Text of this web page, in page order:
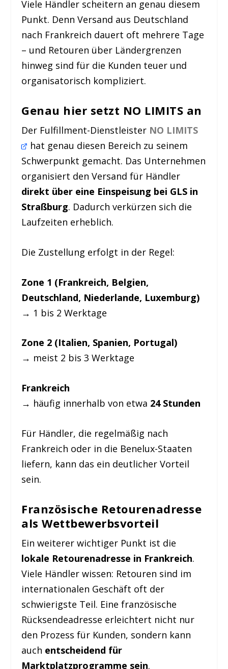
Viele Händler scheitern an genau diesem
Punkt. Denn Versand aus Deutschland
nach Frankreich dauert oft mehrere Tage
– und Retouren über Ländergrenzen
hinweg sind für die Kunden teuer und
organisatorisch kompliziert.
Genau hier setzt NO LIMITS an
Der Fulfillment-Dienstleister NO LIMITS
hat genau diesen Bereich zu seinem
Schwerpunkt gemacht. Das Unternehmen
organisiert den Versand für Händler
direkt über eine Einspeisung bei GLS in
Straßburg. Dadurch verkürzen sich die
Laufzeiten erheblich.
Die Zustellung erfolgt in der Regel:
Zone 1 (Frankreich, Belgien,
Deutschland, Niederlande, Luxemburg)
→ 1 bis 2 Werktage
Zone 2 (Italien, Spanien, Portugal)
→ meist 2 bis 3 Werktage
Frankreich
→ häufig innerhalb von etwa 24 Stunden
Für Händler, die regelmäßig nach
Frankreich oder in die Benelux-Staaten
liefern, kann das ein deutlicher Vorteil
sein.
Französische Retourenadresse
als Wettbewerbsvorteil
Ein weiterer wichtiger Punkt ist die
lokale Retourenadresse in Frankreich.
Viele Händler wissen: Retouren sind im
internationalen Geschäft oft der
schwierigste Teil. Eine französische
Rücksendeadresse erleichtert nicht nur
den Prozess für Kunden, sondern kann
auch entscheidend für
Marktplatzprogramme sein.